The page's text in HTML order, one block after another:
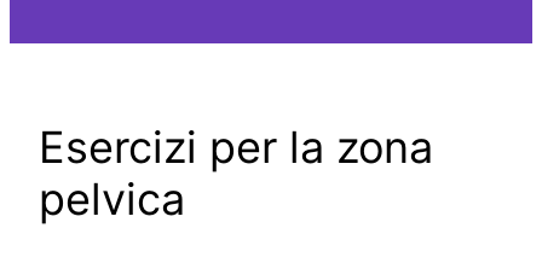
Esercizi per la zona
pelvica